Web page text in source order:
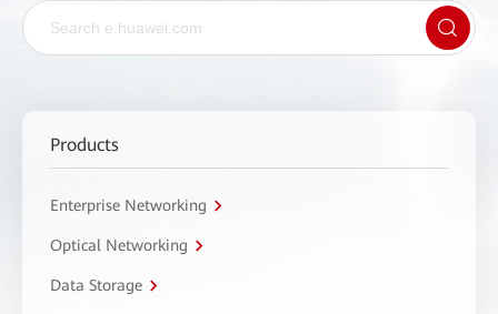
Products
Enterprise Networking
Optical Networking
Data Storage